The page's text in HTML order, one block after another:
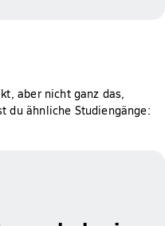
aber nicht ganz das,
du ähnliche Studiengänge: